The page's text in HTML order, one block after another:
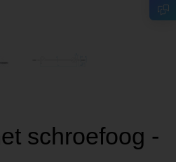
schroefoog -